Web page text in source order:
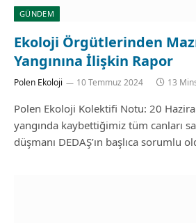
GÜNDEM
Ekoloji Örgütlerinden
Yangınına İlişkin Rapor
Polen Ekoloji 10 Temmuz 2024 13
Polen Ekoloji Kolektifi Notu: 20
yangında kaybettiğimiz tüm canları
düşmanı DEDAŞ’ın başlıca sorumlu